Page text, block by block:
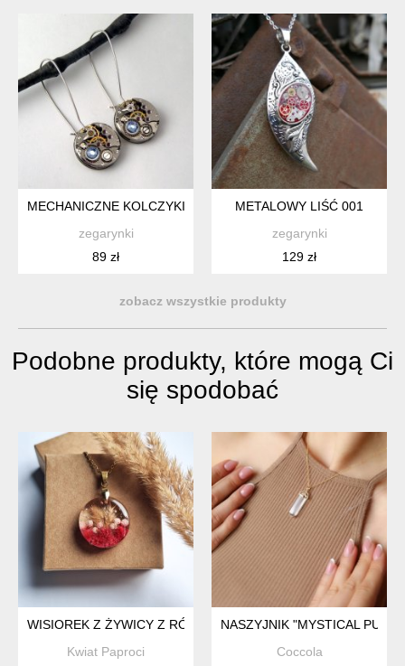
MECHANICZNE KOLCZYKI 333
zegarynki
89 zł
METALOWY LIŚĆ 001
zegarynki
129 zł
zobacz wszystkie produkty
Podobne produkty, które mogą Ci
się spodobać
WISIOREK Z ŻYWICY Z RÓŻOWĄ GIPSÓWKĄ
Kwiat Paproci
NASZYJNIK "MYSTICAL
Coccola